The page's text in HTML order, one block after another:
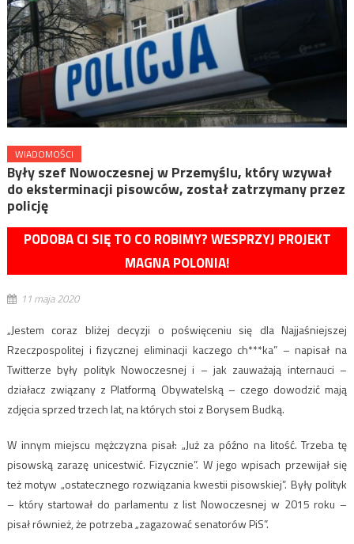
WIADOMOŚCI
Były szef Nowoczesnej w Przemyślu, który wzywał
do eksterminacji pisowców, został zatrzymany przez
policję
PODOBA CI SIĘ TO CO ROBIMY? WESPRZYJ PROJEKT
MAGNA POLONIA!
11 maja 2020
„Jestem coraz bliżej decyzji o poświęceniu się dla Najjaśniejszej
Rzeczpospolitej i fizycznej eliminacji kaczego ch***ka” – napisał na
Twitterze były polityk Nowoczesnej i – jak zauważają internauci –
działacz związany z Platformą Obywatelską – czego dowodzić mają
zdjęcia sprzed trzech lat, na których stoi z Borysem Budką.
W innym miejscu mężczyzna pisał: „Już za późno na litość. Trzeba tę
pisowską zarazę unicestwić. Fizycznie”. W jego wpisach przewijał się
też motyw „ostatecznego rozwiązania kwestii pisowskiej”. Były polityk
– który startował do parlamentu z list Nowoczesnej w 2015 roku –
pisał również, że potrzeba „zagazować senatorów PiS”.